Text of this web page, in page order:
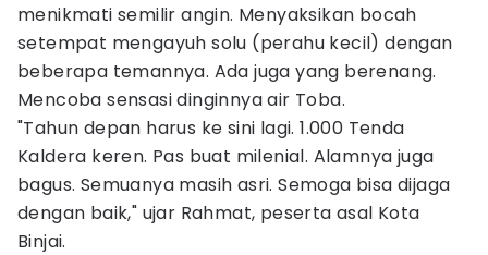
menikmati semilir angin. Menyaksikan bocah
setempat mengayuh solu (perahu kecil) dengan
beberapa temannya. Ada juga yang berenang.
Mencoba sensasi dinginnya air Toba.
"Tahun depan harus ke sini lagi. 1.000 Tenda
Kaldera keren. Pas buat milenial. Alamnya juga
bagus. Semuanya masih asri. Semoga bisa dijaga
dengan baik," ujar Rahmat, peserta asal Kota
Binjai.